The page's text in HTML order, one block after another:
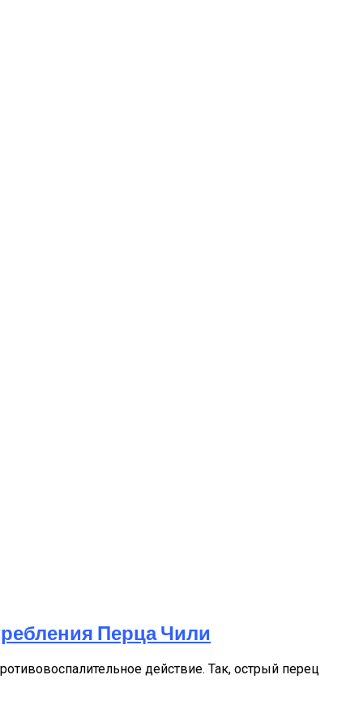
Перца Чили
действие. Так, острый перец